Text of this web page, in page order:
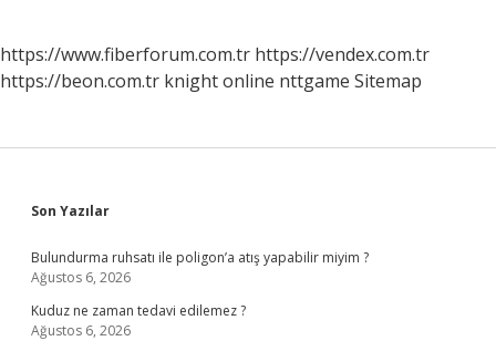
https://www.fiberforum.com.tr https://vendex.com.tr
https://beon.com.tr knight online nttgame Sitemap
Sidebar
Son Yazılar
Bulundurma ruhsatı ile poligon’a atış yapabilir miyim ?
Ağustos 6, 2026
Kuduz ne zaman tedavi edilemez ?
Ağustos 6, 2026